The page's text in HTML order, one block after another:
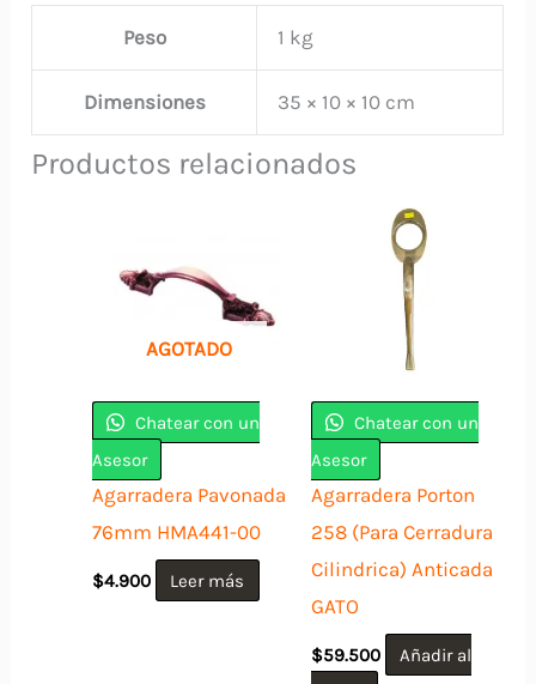
Peso 1 kg
Dimensiones 35 × 10 × 10 cm
Productos relacionados
AGOTADO
Chatear con un
Asesor
Agarradera Pavonada
76mm HMA441-00
$4.900 Leer más
Chatear con un
Asesor
Agarradera Porton
258 (Para Cerradura
Cilindrica) Anticada
GATO
$59.500
Añadir al